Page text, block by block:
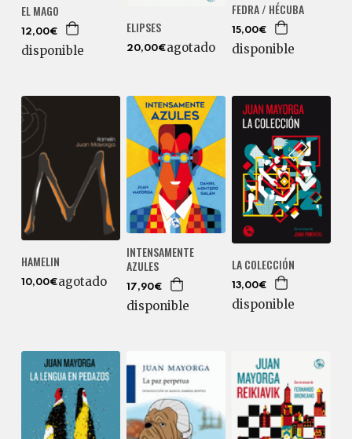
EL MAGO
12,00€
disponible
ELIPSES
20,00€agotado
FEDRA / HÉCUBA
15,00€
disponible
HAMELIN
10,00€agotado
INTENSAMENTE
AZULES
17,90€
disponible
LA COLECCIÓN
13,00€
disponible